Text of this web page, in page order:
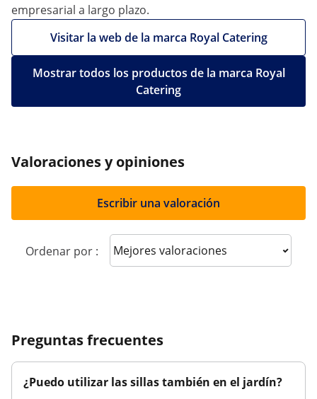
empresarial a largo plazo.
Visitar la web de la marca Royal Catering
Mostrar todos los productos de la marca Royal
Catering
Valoraciones y opiniones
Escribir una valoración
Ordenar por : Sort reviews
Preguntas frecuentes
¿Puedo utilizar las sillas también en el jardín?